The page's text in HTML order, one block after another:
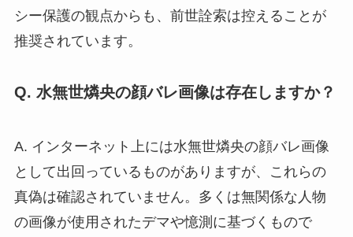
シー保護の観点からも、前世詮索は控えることが
推奨されています。
Q. 水無世燐央の顔バレ画像は存在しますか？
A. インターネット上には水無世燐央の顔バレ画像
として出回っているものがありますが、これらの
真偽は確認されていません。多くは無関係な人物
の画像が使用されたデマや憶測に基づくもので